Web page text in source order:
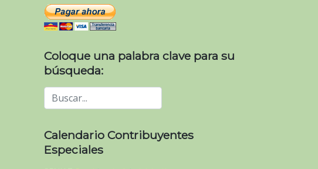
Coloque una palabra clave para su
búsqueda:
Calendario Contribuyentes
Especiales